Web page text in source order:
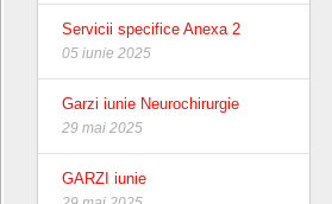
Servicii specifice Anexa 2
05 iunie 2025
Garzi iunie Neurochirurgie
29 mai 2025
GARZI iunie